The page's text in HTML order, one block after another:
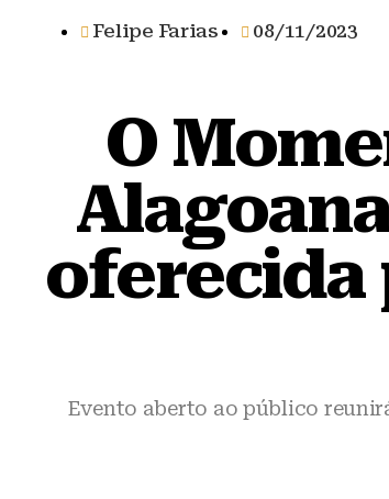
Felipe Farias 08/11/2023
O
oferecida
Evento aberto ao público